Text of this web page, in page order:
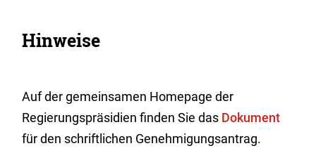
Hinweise
Auf der gemeinsamen Homepage der
Regierungspräsidien finden Sie das Dokument
für den schriftlichen Genehmigungsantrag.